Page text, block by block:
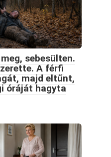
sebesülten.
A férfi
majd eltűnt,
óráját hagyta